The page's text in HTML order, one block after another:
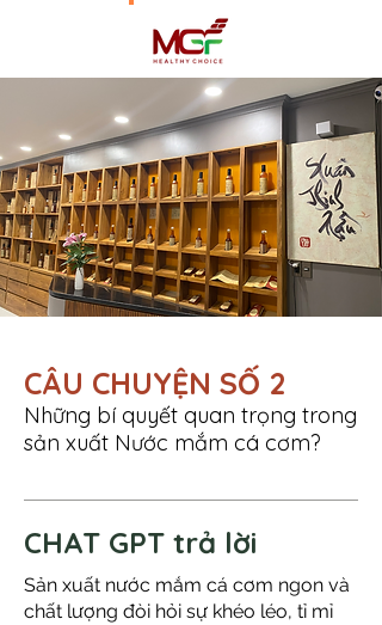
CÂU CHUYỆN SỐ 2
Những bí quyết quan trọng trong
sản xuất Nước mắm cá cơm?
CHAT GPT trả lời
Sản xuất nước mắm cá cơm ngon và
chất lượng đòi hỏi sự khéo léo, tỉ mỉ